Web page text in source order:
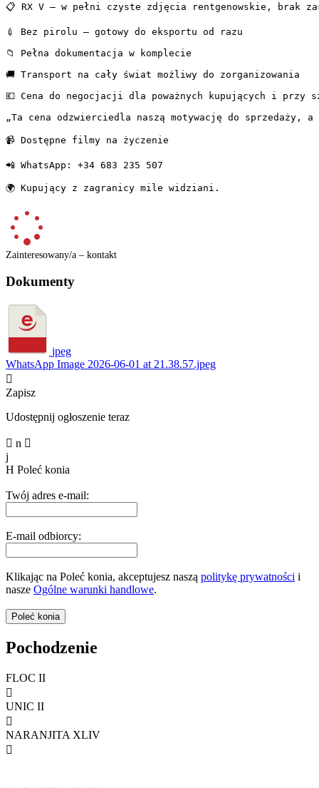
📋 RX V — w pełni czyste zdjęcia rentgenowskie, brak
💉 Bez pirolu — gotowy do eksportu od razu
📁 Pełna dokumentacja w komplecie
🚚 Transport na cały świat możliwy do zorganizowania
💶 Cena do negocjacji dla poważnych kupujących i przy
„Ta cena odzwierciedla naszą motywację do sprzedaży,
📹 Dostępne filmy na życzenie
📲 WhatsApp: +34 683 235 507
🌍 Kupujący z zagranicy mile widziani.
Zainteresowany/a – kontakt
Dokumenty
jpeg
WhatsApp Image 2026-06-01 at 21.38.57.jpeg

Zapisz
Udostępnij ogłoszenie teraz
 n 
j
H Poleć konia
Twój adres e-mail:
E-mail odbiorcy:
Klikając na Poleć konia, akceptujesz naszą politykę prywatności i
nasze Ogólne warunki handlowe.
Pochodzenie
FLOC II

UNIC II

NARANJITA XLIV
